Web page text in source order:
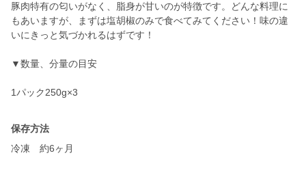
豚肉特有の匂いがなく、脂身が甘いのが特徴です。どんな料理に
もあいますが、まずは塩胡椒のみで食べてみてください！味の違
いにきっと気づかれるはずです！
▼数量、分量の目安
保存方法
冷凍 約6ヶ月